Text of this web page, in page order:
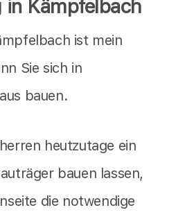
in Kämpfelbach
ist mein
Sie sich in
bauen.
heutzutage ein
bauen lassen,
die notwendige